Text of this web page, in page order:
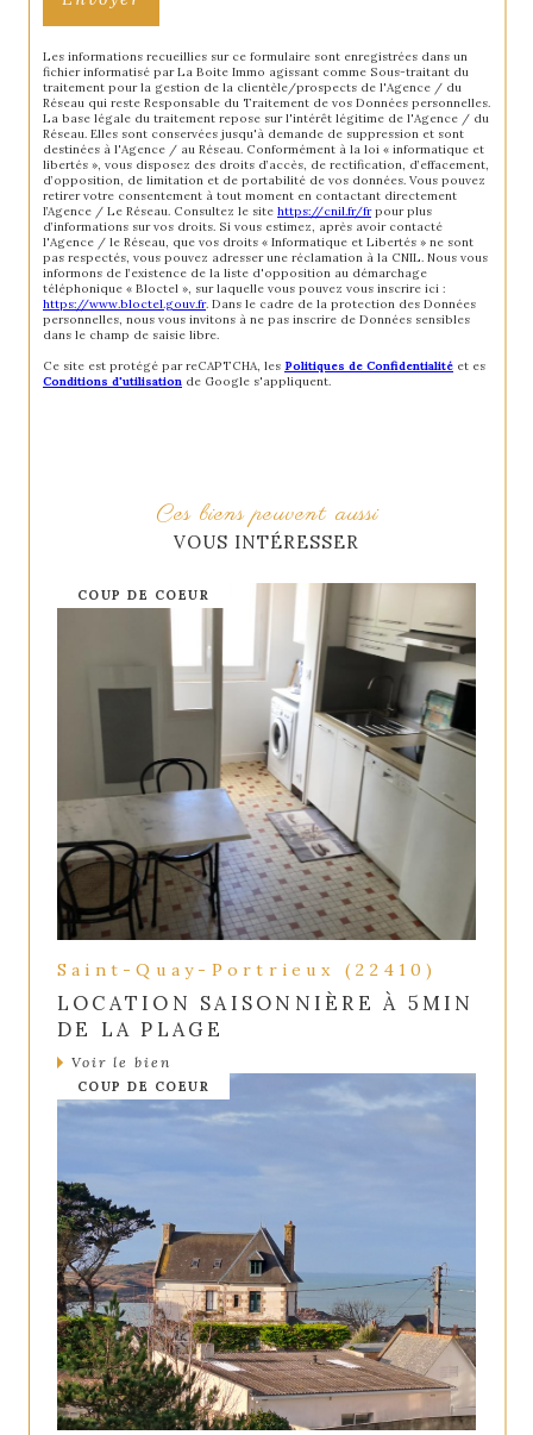
Les informations recueillies sur ce formulaire sont enregistrées dans un
fichier informatisé par La Boite Immo agissant comme Sous-traitant du
traitement pour la gestion de la clientèle/prospects de l'Agence / du
Réseau qui reste Responsable du Traitement de vos Données personnelles.
La base légale du traitement repose sur l'intérêt légitime de l'Agence / du
Réseau. Elles sont conservées jusqu'à demande de suppression et sont
destinées à l'Agence / au Réseau. Conformément à la loi « informatique et
libertés », vous disposez des droits d’accès, de rectification, d’effacement,
d’opposition, de limitation et de portabilité de vos données. Vous pouvez
retirer votre consentement à tout moment en contactant directement
l’Agence / Le Réseau. Consultez le site https://cnil.fr/frpour plus
d’informations sur vos droits. Si vous estimez, après avoir contacté
l'Agence / le Réseau, que vos droits « Informatique et Libertés » ne sont
pas respectés, vous pouvez adresser une réclamation à la CNIL. Nous vous
informons de l’existence de la liste d'opposition au démarchage
téléphonique « Bloctel », sur laquelle vous pouvez vous inscrire ici :
https://www.bloctel.gouv.fr. Dans le cadre de la protection des Données
personnelles, nous vous invitons à ne pas inscrire de Données sensibles
dans le champ de saisie libre.
Ce site est protégé par reCAPTCHA, les Politiques de Confidentialité et es
Conditions d'utilisation de Google s'appliquent.
Ces biens peuvent aussi
VOUS INTÉRESSER
COUP DE COEUR
Saint-Quay-Portrieux (22410)
LOCATION SAISONNIÈRE À 5MIN
DE LA PLAGE
Voir le bien
COUP DE COEUR